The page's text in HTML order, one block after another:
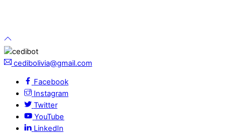
cedibolivia@gmail.com
Facebook
Instagram
Twitter
YouTube
LinkedIn